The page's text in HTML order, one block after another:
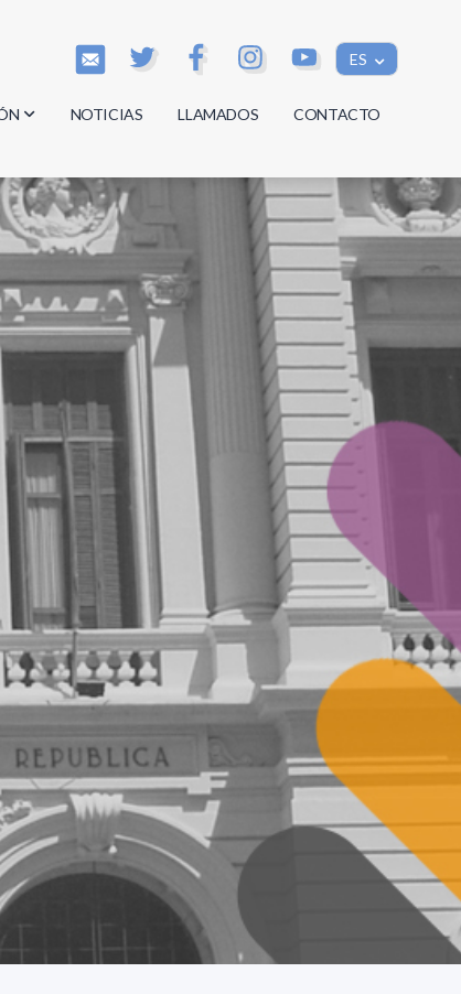
ES
NOTICIAS LLAMADOS CONTACTO